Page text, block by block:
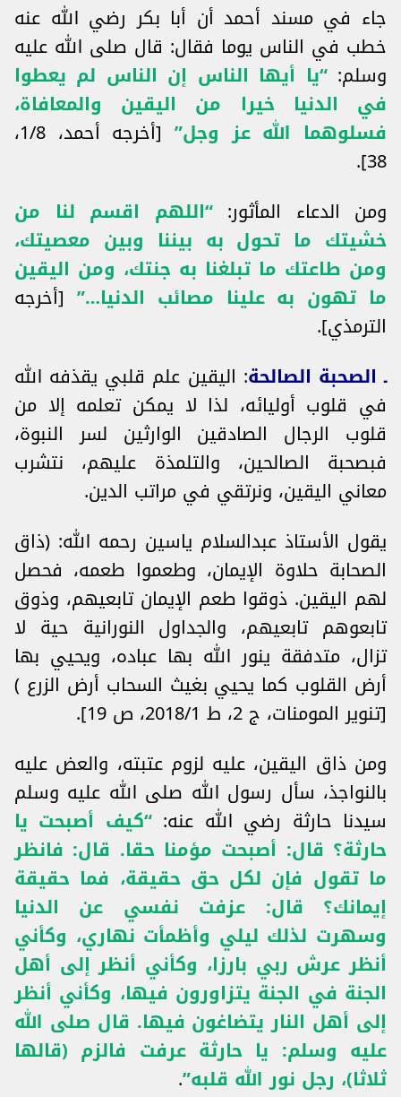
جاء في مسند أحمد أن أبا بكر رضي الله عنه
خطب في الناس يوما فقال: قال صلى الله عليه
وسلم:“يا أيها الناس إن الناس لم يعطوا
في الدنيا خيرا من اليقين والمعافاة،
فسلوهما الله عز وجل”
[أخرجه أحمد، 1/8،
38].
ومن الدعاء المأثور:“اللهم اقسم لنا من
خشيتك ما تحول به بيننا وبين معصيتك،
ومن طاعتك ما تبلغنا به جنتك، ومن اليقين
ما تهون به علينا مصائب الدنيا…” [أخرجه
الترمذي].
ـ الصحبة الصالحة: اليقين علم قلبي يقذفه الله
في قلوب أوليائه، لذا لا يمكن تعلمه إلا من
قلوب الرجال الصادقين الوارثين لسر النبوة،
فبصحبة الصالحين، والتلمذة عليهم، نتشرب
معاني اليقين، ونرتقي في مراتب الدين.
يقول الأستاذ عبدالسلام ياسين رحمه الله: (ذاق
الصحابة حلاوة الإيمان، وطعموا طعمه، فحصل
لهم اليقين. ذوقوا طعم الإيمان تابعيهم، وذوق
تابعوهم تابعيهم، والجداول النورانية حية لا
تزال، متدفقة ينور الله بها عباده، ويحيي بها
أرض القلوب كما يحيي بغيث السحاب أرض الزرع )
[تنوير المومنات، ج 2، ط 2018/1، ص 19].
ومن ذاق اليقين، عليه لزوم عتبته، والعض عليه
بالنواجذ، سأل رسول الله صلى الله عليه وسلم
سيدنا حارثة رضي الله عنه:“كيف أصبحت يا
حارثة؟ قال: أصبحت مؤمنا حقا. قال: فانظر
ما تقول فإن لكل حق حقيقة، فما حقيقة
إيمانك؟ قال: عزفت نفسي عن الدنيا
وسهرت لذلك ليلي وأظمأت نهاري، وكأني
أنظر عرش ربي بارزا، وكأني أنظر إلى أهل
الجنة في الجنة يتزاورون فيها، وكأني أنظر
إلى أهل النار يتضاغون فيها. قال صلى الله
عليه وسلم: يا حارثة عرفت فالزم (قالها
ثلاثا)، رجل نور الله قلبه”.